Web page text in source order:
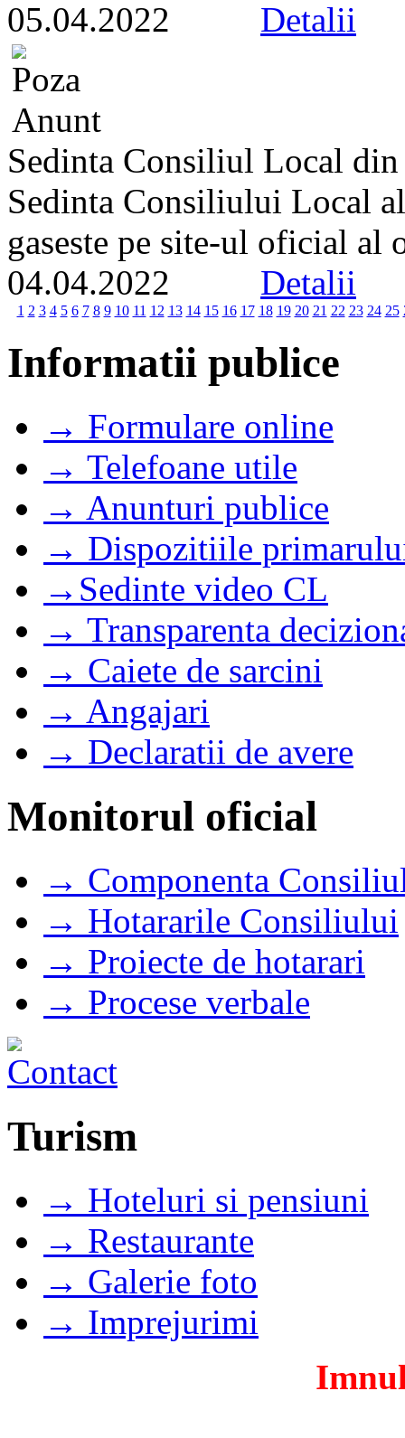
05.04.2022 Detalii
Sedinta Consiliul Local
Sedinta Consiliului Local
gaseste pe site-ul oficial al
04.04.2022 Detalii
1 2 3 4 5 6 7 8 9 10 11 12 13 14 15 16 17 18 19 20 21 22 23 24 25
Informatii publice
→ Formulare online
→ Telefoane utile
→ Anunturi publice
→ Dispozitiile
→Sedinte video CL
→ Transparenta
→ Caiete de sarcini
→ Angajari
→ Declaratii de avere
Monitorul oficial
→ Componenta
→ Hotararile Consiliului
→ Proiecte de hotarari
→ Procese verbale
Turism
→ Hoteluri si pensiuni
→ Restaurante
→ Galerie foto
→ Imprejurimi